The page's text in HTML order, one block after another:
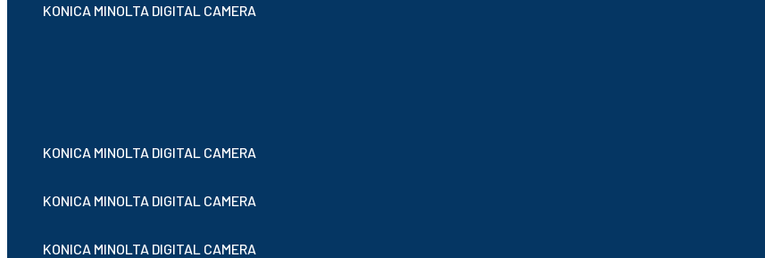
KONICA MINOLTA DIGITAL CAMERA
KONICA MINOLTA DIGITAL CAMERA
KONICA MINOLTA DIGITAL CAMERA
KONICA MINOLTA DIGITAL CAMERA